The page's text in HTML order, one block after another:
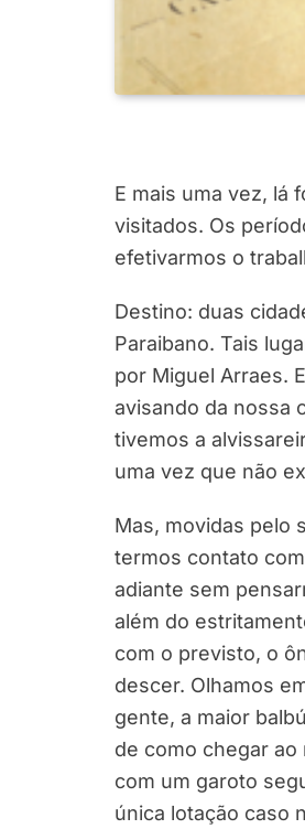
E mais uma vez, lá
visitados. Os
efetivarmos o
Destino: duas
Paraibano. Tais
por Miguel Arraes.
avisando da nossa
tivemos a
uma vez que não
Mas, movidas pelo
termos contato
adiante sem
além do
com o previsto, o
descer. Olhamos
gente, a maior
de como chegar
com um garoto
única lotação caso